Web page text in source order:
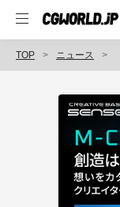
TOP ニュース